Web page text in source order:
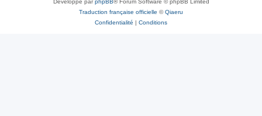
Développé parphpBB® Forum Software © phpBB Limited
Traduction française officielle ©Qiaeru
Confidentialité | Conditions